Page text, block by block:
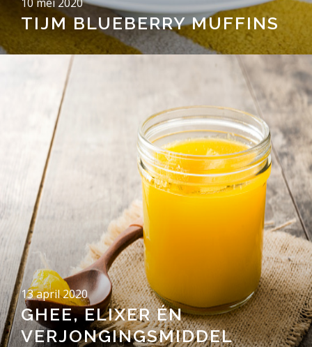
TIJM BLUEBERRY MUFFINS
13 april 2020
GHEE, ELIXER ÉN
VERJONGINGSMIDDEL